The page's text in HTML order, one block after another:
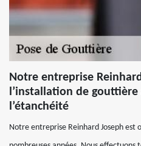
Notre entreprise
l’installation de
l’étanchéité
Notre entreprise Reinhard Joseph est